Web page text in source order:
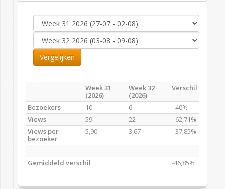
Vergelijken
Week 31
(2026)
Week 32
(2026)
Verschil
Bezoekers 10 6
- 40%
Views
59 22
- 62,71%
Views per
bezoeker
5,90 3,67 - 37,85%
Gemiddeld verschil -46,85%